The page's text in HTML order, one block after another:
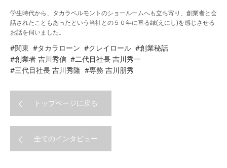
学生時代から、タカラベルモントのショールームへも立ち寄り、創業者と会
話されたこともあったという当社との５０年に亘る縁(えにし)を感じさせる
お話を伺いました。
#関東 #タカラローン #クレイロール #創業秘話
#創業者 吉川秀信 #二代目社長 吉川秀一
#三代目社長 吉川秀隆 #専務 吉川朋秀
トップページに戻る
全てのインタビュー